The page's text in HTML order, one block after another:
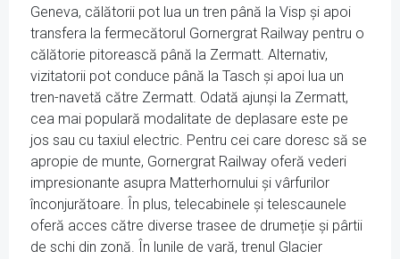
Geneva, călătorii pot lua un tren până la Visp și apoi
transfera la fermecătorul Gornergrat Railway pentru o
călătorie pitorească până la Zermatt. Alternativ,
vizitatorii pot conduce până la Tasch și apoi lua un
tren-navetă către Zermatt. Odată ajunși la Zermatt,
cea mai populară modalitate de deplasare este pe
jos sau cu taxiul electric. Pentru cei care doresc să se
apropie de munte, Gornergrat Railway oferă vederi
impresionante asupra Matterhornului și vârfurilor
înconjurătoare. În plus, telecabinele și telescaunele
oferă acces către diverse trasee de drumeție și pârtii
de schi din zonă. În lunile de vară, trenul Glacier